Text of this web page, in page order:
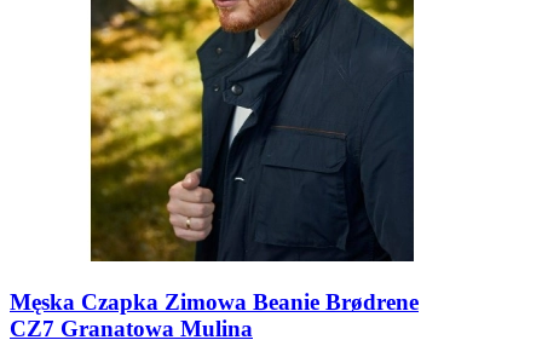
Męska Czapka Zimowa Beanie Brødrene
CZ7 Granatowa Mulina